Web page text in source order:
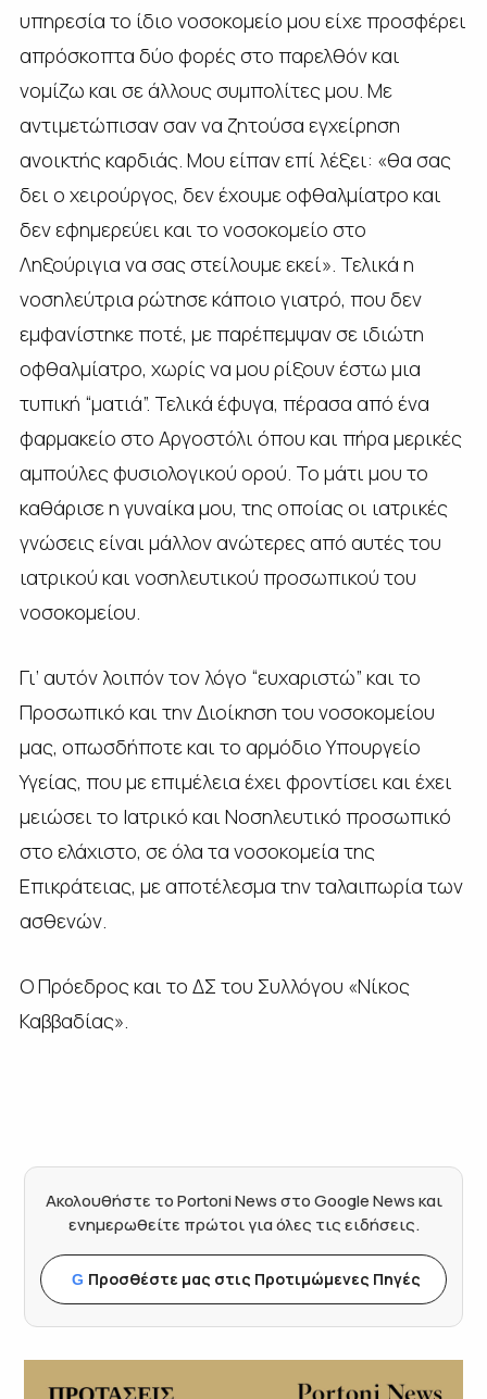
υπηρεσία το ίδιο νοσοκομείο μου είχε προσφέρει
απρόσκοπτα δύο φορές στο παρελθόν και
νομίζω και σε άλλους συμπολίτες μου. Με
αντιμετώπισαν σαν να ζητούσα εγχείρηση
ανοικτής καρδιάς. Μου είπαν επί λέξει: «θα σας
δει ο χειρούργος, δεν έχουμε οφθαλμίατρο και
δεν εφημερεύει και το νοσοκομείο στο
Ληξούριγια να σας στείλουμε εκεί». Τελικά η
νοσηλεύτρια ρώτησε κάποιο γιατρό, που δεν
εμφανίστηκε ποτέ, με παρέπεμψαν σε ιδιώτη
οφθαλμίατρο, χωρίς να μου ρίξουν έστω μια
τυπική “ματιά”. Τελικά έφυγα, πέρασα από ένα
φαρμακείο στο Αργοστόλι όπου και πήρα μερικές
αμπούλες φυσιολογικού ορού. Το μάτι μου το
καθάρισε η γυναίκα μου, της οποίας οι ιατρικές
γνώσεις είναι μάλλον ανώτερες από αυτές του
ιατρικού και νοσηλευτικού προσωπικού του
νοσοκομείου.
Γι’ αυτόν λοιπόν τον λόγο “ευχαριστώ” και το
Προσωπικό και την Διοίκηση του νοσοκομείου
μας, οπωσδήποτε και το αρμόδιο Υπουργείο
Υγείας, που με επιμέλεια έχει φροντίσει και έχει
μειώσει το Ιατρικό και Νοσηλευτικό προσωπικό
στο ελάχιστο, σε όλα τα νοσοκομεία της
Επικράτειας, με αποτέλεσμα την ταλαιπωρία των
ασθενών.
Ο Πρόεδρος και το ΔΣ του Συλλόγου «Νίκος
Καββαδίας».
Ακολουθήστε το Portoni News στο Google News και
ενημερωθείτε πρώτοι για όλες τις ειδήσεις.
G Προσθέστε μας στις Προτιμώμενες Πηγές